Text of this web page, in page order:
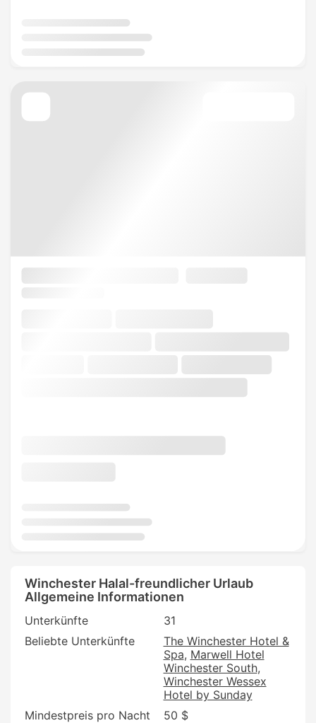
Winchester Halal-freundlicher Urlaub
Allgemeine Informationen
Unterkünfte
31
Beliebte Unterkünfte
The Winchester Hotel &
Spa Marwell Hotel
Winchester South
Winchester Wessex
Hotel by Sunday
Mindestpreis pro Nacht
50 $